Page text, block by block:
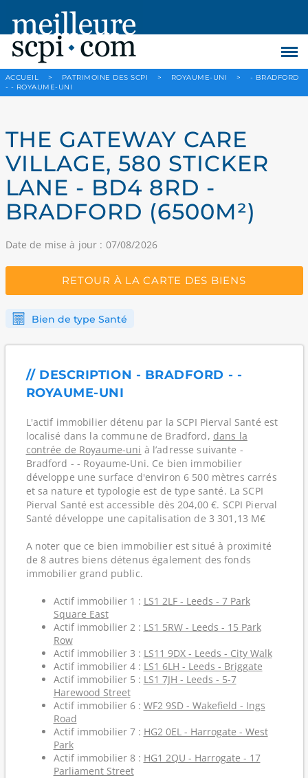
ACCUEIL > PATRIMOINE DES SCPI > ROYAUME-UNI >
- BRADFORD
- - ROYAUME-UNI
THE GATEWAY CARE
VILLAGE, 580 STICKER
LANE - BD4 8RD -
BRADFORD (6500M²)
Date de mise à jour : 07/08/2026
RETOUR À LA CARTE DES BIENS
Bien de type Santé
// DESCRIPTION - BRADFORD - -
ROYAUME-UNI
L'actif immobilier détenu par la SCPI Pierval Santé est
localisé dans la commune de Bradford, dans la
contrée de Royaume-uni à l’adresse suivante -
Bradford - - Royaume-Uni. Ce bien immobilier
développe une surface d'environ 6 500 mètres carrés
et sa nature et typologie est de type santé. La SCPI
Pierval Santé est accessible dès 204,00 €. SCPI Pierval
Santé développe une capitalisation de 3 301,13 M€
A noter que ce bien immobilier est situé à proximité
de 8 autres biens détenus également des fonds
immobilier grand public.
Actif immobilier 1 : LS1 2LF - Leeds - 7 Park
Square East
Actif immobilier 2 : LS1 5RW - Leeds - 15 Park
Row
Actif immobilier 3 : LS11 9DX - Leeds - City Walk
Actif immobilier 4 : LS1 6LH - Leeds - Briggate
Actif immobilier 5 : LS1 7JH - Leeds - 5-7
Harewood Street
Actif immobilier 6 : WF2 9SD - Wakefield - Ings
Road
Actif immobilier 7 : HG2 0EL - Harrogate - West
Park
Actif immobilier 8 : HG1 2QU - Harrogate - 17
Parliament Street